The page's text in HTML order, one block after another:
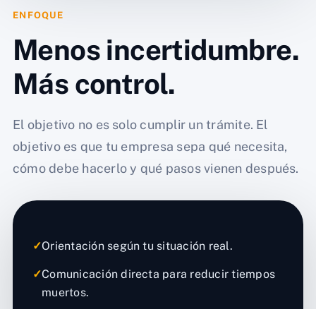
ENFOQUE
Menos incertidumbre.
Más control.
El objetivo no es solo cumplir un trámite. El
objetivo es que tu empresa sepa qué necesita,
cómo debe hacerlo y qué pasos vienen después.
✓Orientación según tu situación real.
✓Comunicación directa para reducir tiempos
muertos.